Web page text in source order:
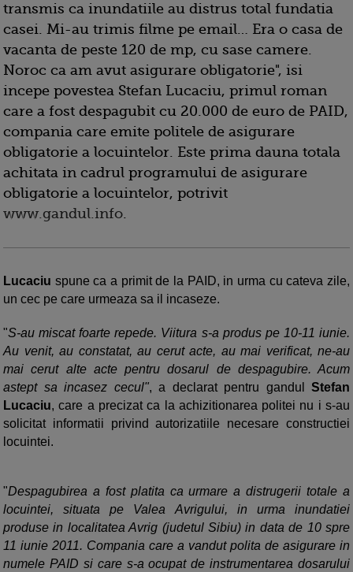
transmis ca inundatiile au distrus total fundatia
casei. Mi-au trimis filme pe email… Era o casa de
vacanta de peste 120 de mp, cu sase camere.
Noroc ca am avut asigurare obligatorie", isi
incepe povestea Stefan Lucaciu, primul roman
care a fost despagubit cu 20.000 de euro de PAID,
compania care emite politele de asigurare
obligatorie a locuintelor. Este prima dauna totala
achitata in cadrul programului de asigurare
obligatorie a locuintelor, potrivit
www.gandul.info.
Lucaciu spune ca a primit de la PAID, in urma cu cateva zile,
un cec pe care urmeaza sa il incaseze.
"S-au miscat foarte repede. Viitura s-a produs pe 10-11 iunie.
Au venit, au constatat, au cerut acte, au mai verificat, ne-au
mai cerut alte acte pentru dosarul de despagubire. Acum
astept sa incasez cecul", a declarat pentru gandul Stefan
Lucaciu, care a precizat ca la achizitionarea politei nu i s-au
solicitat informatii privind autorizatiile necesare constructiei
locuintei.
"Despagubirea a fost platita ca urmare a distrugerii totale a
locuintei, situata pe Valea Avrigului, in urma inundatiei
produse in localitatea Avrig (judetul Sibiu) in data de 10 spre
11 iunie 2011. Compania care a vandut polita de asigurare in
numele PAID si care s-a ocupat de instrumentarea dosarului